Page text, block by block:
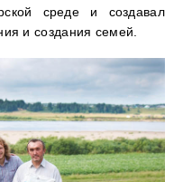
среде и создавал
и создания семей.